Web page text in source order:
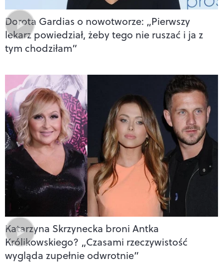
Dorota Gardias o nowotworze: „Pierwszy
lekarz powiedział, żeby tego nie ruszać i ja z
tym chodziłam”
Katarzyna Skrzynecka broni Antka
Królikowskiego? „Czasami rzeczywistość
wygląda zupełnie odwrotnie”